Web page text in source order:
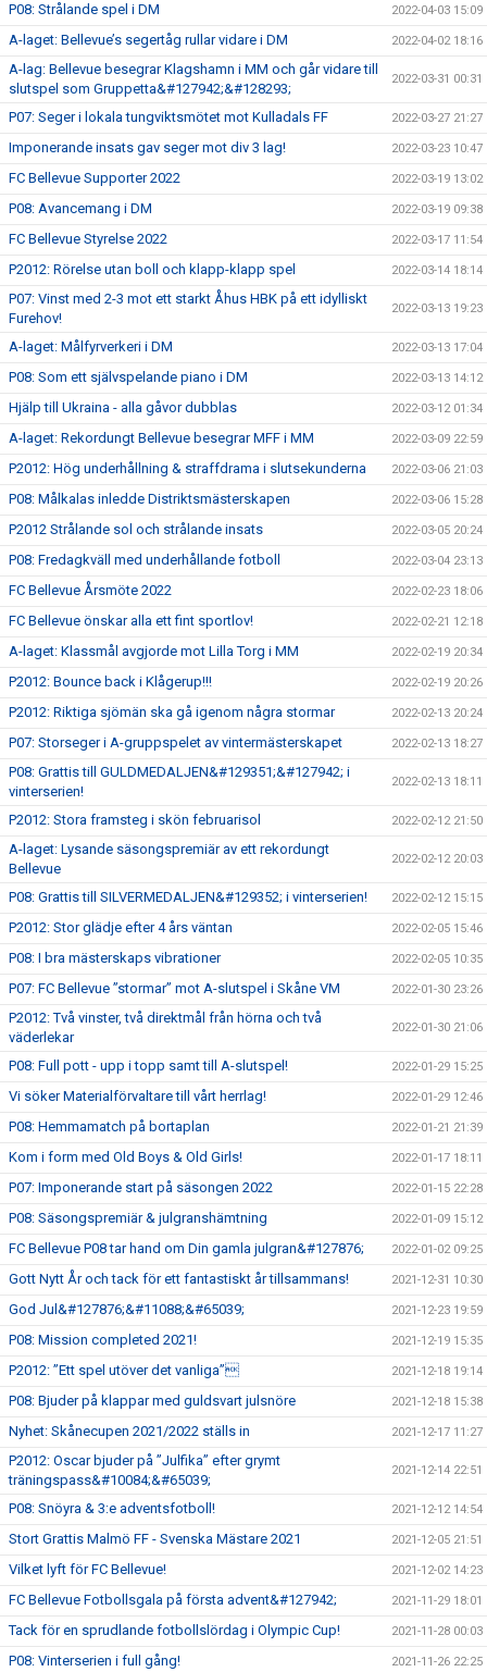
P08: Strålande spel i DM 2022-04-03 15:09
A-laget: Bellevue’s segertåg rullar vidare i DM 2022-04-02 18:16
A-lag: Bellevue besegrar Klagshamn i MM och går vidare till
slutspel som Gruppetta&#127942;&#128293;
2022-03-31 00:31
P07: Seger i lokala tungviktsmötet mot Kulladals FF 2022-03-27 21:27
Imponerande insats gav seger mot div 3 lag! 2022-03-23 10:47
FC Bellevue Supporter 2022 2022-03-19 13:02
P08: Avancemang i DM 2022-03-19 09:38
FC Bellevue Styrelse 2022 2022-03-17 11:54
P2012: Rörelse utan boll och klapp-klapp spel 2022-03-14 18:14
P07: Vinst med 2-3 mot ett starkt Åhus HBK på ett idylliskt
Furehov!
2022-03-13 19:23
A-laget: Målfyrverkeri i DM 2022-03-13 17:04
P08: Som ett självspelande piano i DM 2022-03-13 14:12
Hjälp till Ukraina - alla gåvor dubblas 2022-03-12 01:34
A-laget: Rekordungt Bellevue besegrar MFF i MM 2022-03-09 22:59
P2012: Hög underhållning & straffdrama i slutsekunderna 2022-03-06 21:03
P08: Målkalas inledde Distriktsmästerskapen 2022-03-06 15:28
P2012 Strålande sol och strålande insats 2022-03-05 20:24
P08: Fredagkväll med underhållande fotboll 2022-03-04 23:13
FC Bellevue Årsmöte 2022 2022-02-23 18:06
FC Bellevue önskar alla ett fint sportlov! 2022-02-21 12:18
A-laget: Klassmål avgjorde mot Lilla Torg i MM 2022-02-19 20:34
P2012: Bounce back i Klågerup!!! 2022-02-19 20:26
P2012: Riktiga sjömän ska gå igenom några stormar 2022-02-13 20:24
P07: Storseger i A-gruppspelet av vintermästerskapet 2022-02-13 18:27
P08: Grattis till GULDMEDALJEN&#129351;&#127942; i
vinterserien!
2022-02-13 18:11
P2012: Stora framsteg i skön februarisol 2022-02-12 21:50
A-laget: Lysande säsongspremiär av ett rekordungt
Bellevue
2022-02-12 20:03
P08: Grattis till SILVERMEDALJEN&#129352; i vinterserien! 2022-02-12 15:15
P2012: Stor glädje efter 4 års väntan 2022-02-05 15:46
P08: I bra mästerskaps vibrationer 2022-02-05 10:35
P07: FC Bellevue ”stormar” mot A-slutspel i Skåne VM 2022-01-30 23:26
P2012: Två vinster, två direktmål från hörna och två
väderlekar
2022-01-30 21:06
P08: Full pott - upp i topp samt till A-slutspel! 2022-01-29 15:25
Vi söker Materialförvaltare till vårt herrlag! 2022-01-29 12:46
P08: Hemmamatch på bortaplan 2022-01-21 21:39
Kom i form med Old Boys & Old Girls! 2022-01-17 18:11
P07: Imponerande start på säsongen 2022 2022-01-15 22:28
P08: Säsongspremiär & julgranshämtning 2022-01-09 15:12
FC Bellevue P08 tar hand om Din gamla julgran&#127876; 2022-01-02 09:25
Gott Nytt År och tack för ett fantastiskt år tillsammans! 2021-12-31 10:30
God Jul&#127876;&#11088;&#65039; 2021-12-23 19:59
P08: Mission completed 2021! 2021-12-19 15:35
P2012: ”Ett spel utöver det vanliga” 2021-12-18 19:14
P08: Bjuder på klappar med guldsvart julsnöre 2021-12-18 15:38
Nyhet: Skånecupen 2021/2022 ställs in 2021-12-17 11:27
P2012: Oscar bjuder på ”Julfika” efter grymt
träningspass&#10084;&#65039;
2021-12-14 22:51
P08: Snöyra & 3:e adventsfotboll! 2021-12-12 14:54
Stort Grattis Malmö FF - Svenska Mästare 2021 2021-12-05 21:51
Vilket lyft för FC Bellevue! 2021-12-02 14:23
FC Bellevue Fotbollsgala på första advent&#127942; 2021-11-29 18:01
Tack för en sprudlande fotbollslördag i Olympic Cup! 2021-11-28 00:03
P08: Vinterserien i full gång! 2021-11-26 22:25